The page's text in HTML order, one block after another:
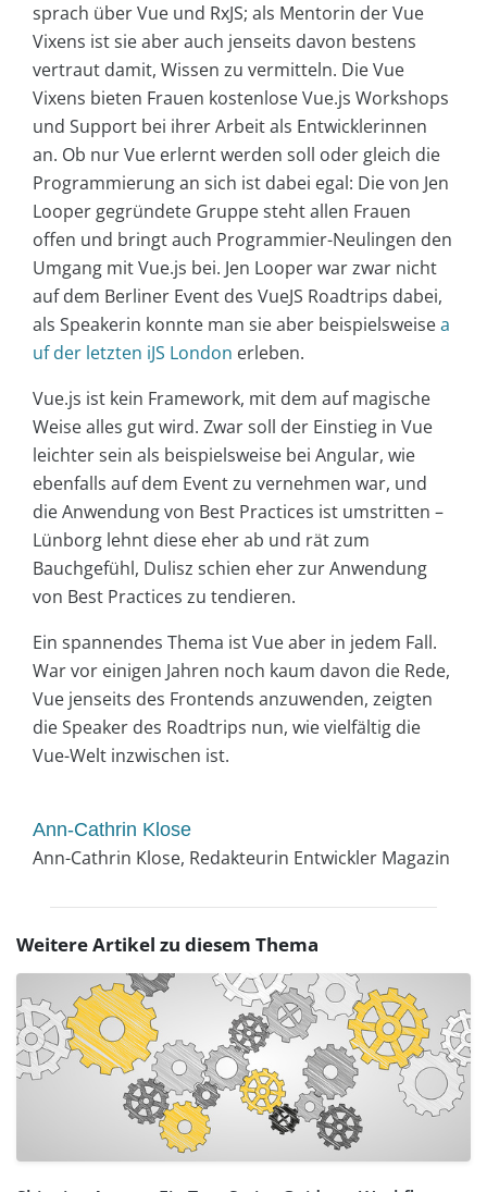
sprach über Vue und RxJS; als Mentorin der Vue
Vixens ist sie aber auch jenseits davon bestens
vertraut damit, Wissen zu vermitteln. Die Vue
Vixens bieten Frauen kostenlose Vue.js Workshops
und Support bei ihrer Arbeit als Entwicklerinnen
an. Ob nur Vue erlernt werden soll oder gleich die
Programmierung an sich ist dabei egal: Die von Jen
Looper gegründete Gruppe steht allen Frauen
offen und bringt auch Programmier-Neulingen den
Umgang mit Vue.js bei. Jen Looper war zwar nicht
auf dem Berliner Event des VueJS Roadtrips dabei,
als Speakerin konnte man sie aber beispielsweisea
uf der letzten iJS London erleben.
Vue.js ist kein Framework, mit dem auf magische
Weise alles gut wird. Zwar soll der Einstieg in Vue
leichter sein als beispielsweise bei Angular, wie
ebenfalls auf dem Event zu vernehmen war, und
die Anwendung von Best Practices ist umstritten –
Lünborg lehnt diese eher ab und rät zum
Bauchgefühl, Dulisz schien eher zur Anwendung
von Best Practices zu tendieren.
Ein spannendes Thema ist Vue aber in jedem Fall.
War vor einigen Jahren noch kaum davon die Rede,
Vue jenseits des Frontends anzuwenden, zeigten
die Speaker des Roadtrips nun, wie vielfältig die
Vue-Welt inzwischen ist.
Ann-Cathrin Klose
Ann-Cathrin Klose, Redakteurin Entwickler Magazin
Weitere Artikel zu diesem Thema